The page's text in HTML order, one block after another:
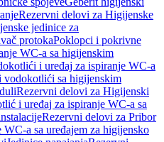
Rezervni delovi za Higijenske
jedinice za
protokaPoklopci i pokrivne
WC-a sa higijenskim
i uređaj za ispiranje WC-a
vodokotlići sa higijenskim
Rezervni delovi za Higijenski
i uređaj za ispiranje WC-a sa
Rezervni delovi za Pribor
a sa uređajem za higijensko